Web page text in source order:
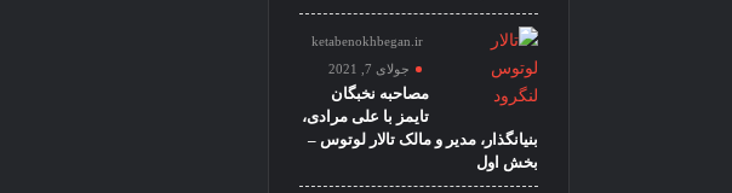
ketabenokhbegan.ir
جولای 7, 2021
مصاحبه نخبگان
تایمز با علی مرادی،
بنیانگذار، مدیر و مالک تالار لوتوس –
بخش اول